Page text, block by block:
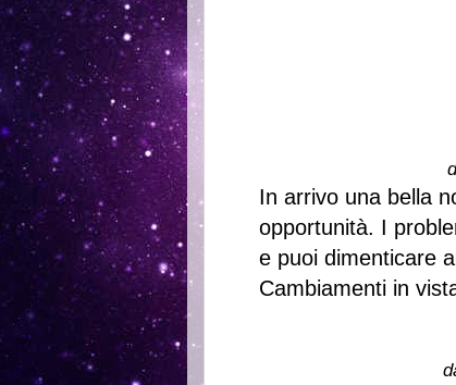
In arrivo una bella
opportunità. I
e puoi dimenticare
Cambiamenti in